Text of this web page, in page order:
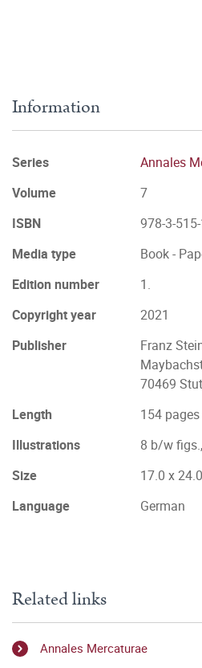
Information
Series
Annales
Volume
7
ISBN
978-3-
Media type
Book -
Edition number
1.
Copyright year
2021
Publisher
Franz
70469
Length
154 pages
Illustrations
8 b/w
Size
17.0 x
Language
German
Related links
Annales Mercaturae